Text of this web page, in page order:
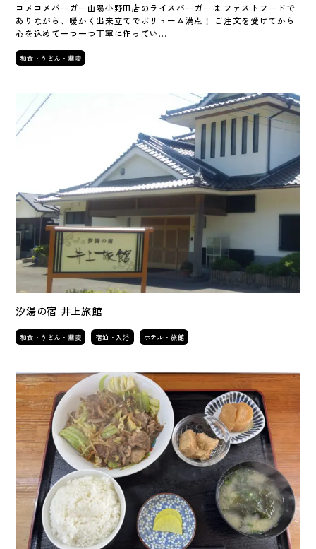
コメコメバーガー山陽小野田店のライスバーガーは ファストフードで
ありながら、暖かく出来立てでボリューム満点！ ご注文を受けてから
心を込めて一つ一つ丁寧に作ってい…
和食・うどん・蕎麦
汐湯の宿 井上旅館
和食・うどん・蕎麦 宿泊・入浴 ホテル・旅館